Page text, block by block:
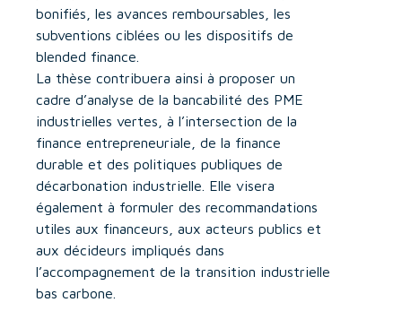
bonifiés, les avances remboursables, les
subventions ciblées ou les dispositifs de
blended finance.
La thèse contribuera ainsi à proposer un
cadre d’analyse de la bancabilité des PME
industrielles vertes, à l’intersection de la
finance entrepreneuriale, de la finance
durable et des politiques publiques de
décarbonation industrielle. Elle visera
également à formuler des recommandations
utiles aux financeurs, aux acteurs publics et
aux décideurs impliqués dans
l’accompagnement de la transition industrielle
bas carbone.